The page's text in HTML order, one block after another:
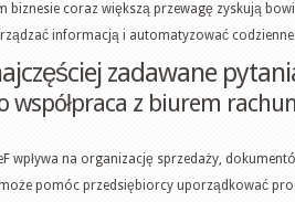
biznesie coraz większą przewagę zyskują
informacją i automatyzować
zadawane
współpraca z biurem
wpływa na organizację sprzedaży,
pomóc przedsiębiorcy uporządkować